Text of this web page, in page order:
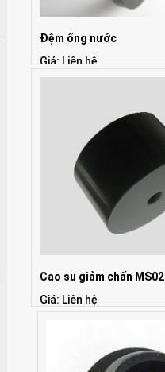
Đệm ống nước
Giá: Liên hệ
Cao su giảm chấn MS02
Giá: Liên hệ